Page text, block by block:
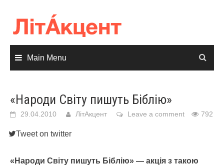
content
Main Menu
«Народи Світу пишуть Біблію»
29.04.2010 ЛітАкцент Leave a comment 792
Tweet on twitter
«Народи Світу пишуть Біблію» — акція з такою